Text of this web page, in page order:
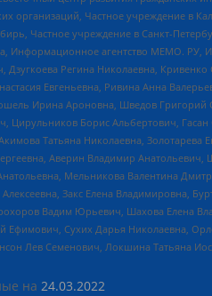
Частное учреждение в
Частное учреждение в Санкт-
Информационное агентство МЕМО.
Дзугкоева Регина Николаевна,
Евгеньевна, Ривина Анна
Ирина Ароновна, Шведов
Цирульников Борис Альбертович,
Татьяна Николаевна,
Аверин Владимир
Мельникова Валентина
Закс Елена
Вадим Юрьевич, Шахова Елена
Сухих Дарья Николаевна,
Лев Семенович, Локшина Татьяна
на 24.03.2022